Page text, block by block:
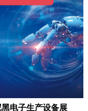
黑电子生产设备展